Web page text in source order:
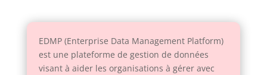
EDMP (Enterprise Data Management Platform)
est une plateforme de gestion de données
visant à aider les organisations à gérer avec